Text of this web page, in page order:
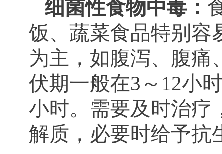
细菌性食物中毒：
饭、蔬菜食品特别容
为主，如腹泻、腹痛
伏期一般在3～12小
小时。需要及时治疗
解质，必要时给予抗